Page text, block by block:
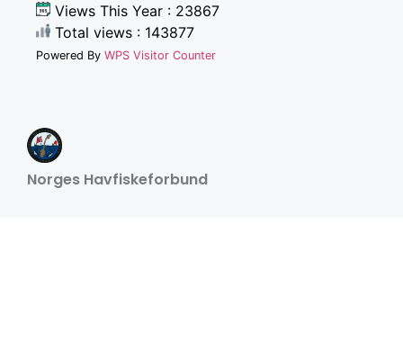
Views This Year : 23867
Total views : 143877
Powered By WPS Visitor Counter
Norges Havfiskeforbund